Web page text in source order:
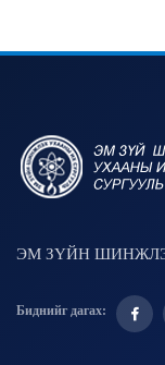
ЭМ ЗҮЙН
Биднийг дагах: